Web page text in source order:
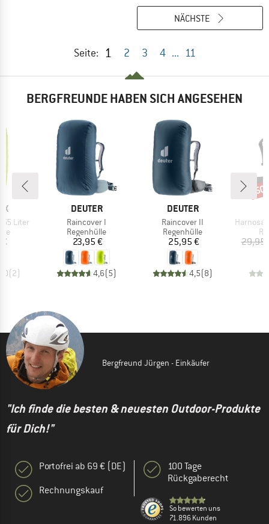
Seite: 1 2 3 4 ... 11
NÄCHSTE
BERGFREUNDE HABEN SICH ANGESEHEN
55 Liter
(2)
MARKE
DEUTER
Artikel
Raincover I
Produktgruppe
Regenhülle
Preis
23,95 €
4,6(5)
MARKE
DEUTER
Artikel
Raincover II
Produktgruppe
Regenhülle
Preis
25,95 €
4,5(8)
Artikel
29,95
Bergfreund Jürgen - Einkäufer
"Ich finde die besten & neuesten Outdoor-Produkte
für Dich!"
Portofrei ab 69 € (DE)
Rechnungskauf
100 Tage
Rückgaberecht
So bewerten uns
71.896 Kunden